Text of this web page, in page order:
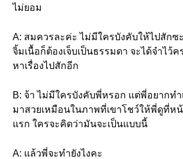
ไม่ยอม
A: สมควรละค่ะ ไม่มีใครบังคับให้ไปสักซ
จิ้มเนื้อก็ต้องเจ็บเป็นธรรมดา จะได้จำไว้
หาเรื่องไปสักอีก
B: จ้า ไม่มีใครบังคับพี่หรอก แต่พี่อยากทำ
มาสวยเหมือนในภาพที่เขาโชว์ให้พี่ดูที่ห
แรก ใครจะคิดว่ามันจะเป็นแบบนี้
A: แล้วพี่จะทำยังไงคะ